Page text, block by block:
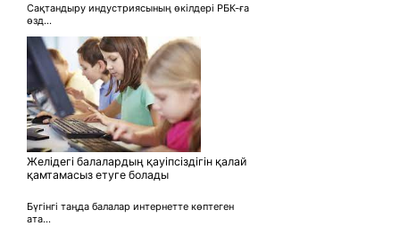
Сақтандыру индустриясының өкілдері РБК-ға
өзд...
Желідегі балалардың қауіпсіздігін қалай
қамтамасыз етуге болады
Бүгінгі таңда балалар интернетте көптеген
ата...